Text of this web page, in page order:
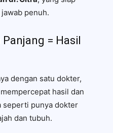
penuh.
= Hasil
dengan satu dokter,
hasil dan
seperti punya dokter
dan tubuh.